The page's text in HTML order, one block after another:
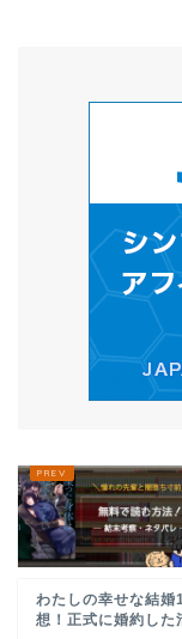
わたしの幸せな結
想！正式に婚約し